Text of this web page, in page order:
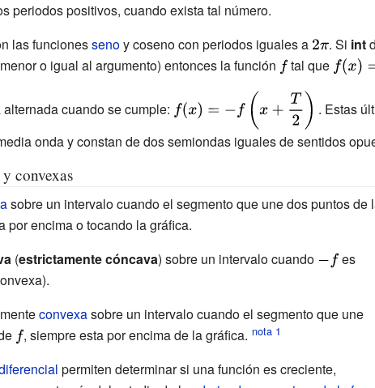
f(x)=f(x+T);T\neq
periodos positivos, cuando exista tal número.
las funcionessenoy coseno con periodos iguales a
2\pi }
. Si int
o igual al argumento) entonces la función {\displaystyle
tal que
cuando se cumple:
{\displaystyle
f(x)=-f\left(x+
{\frac {T}
. Estas
onda y constan de dos semiondas iguales de sentidos
convexas
sobre un intervalo cuando el segmento que une dos puntos de
por encima o tocando la gráfica.
(estrictamente cóncava) sobre un intervalo cuando
es
convexasobre un intervalo cuando el segmento que une
{\displaystyle
, siempre esta por encima de la gráfica.
permiten determinar si una función es creciente,